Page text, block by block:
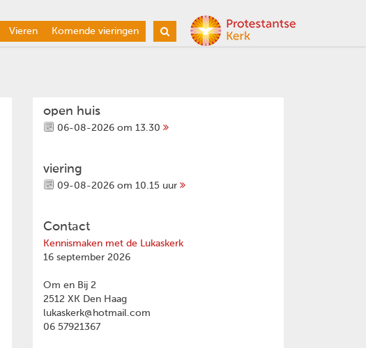
Vieren Komende vieringen
open huis
06-08-2026 om 13.30
viering
09-08-2026 om 10.15 uur
Contact
Kennismaken met de Lukaskerk
16 september 2026
Om en Bij 2
2512 XK Den Haag
lukaskerk@hotmail.com
06 57921367